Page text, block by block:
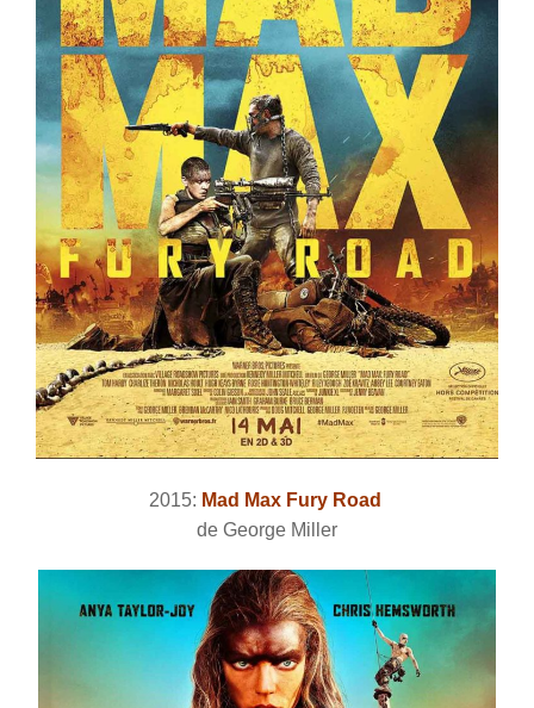
2015: Mad Max Fury Road
de George Miller